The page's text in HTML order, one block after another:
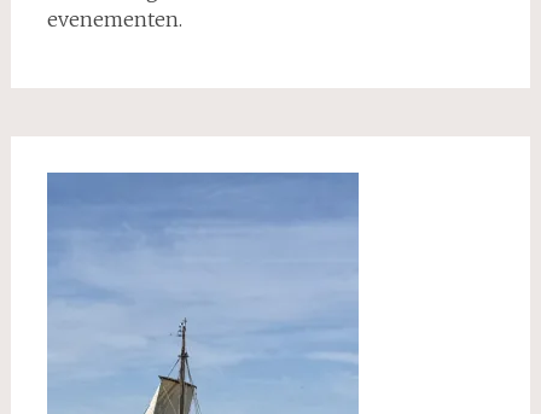
evenementen.